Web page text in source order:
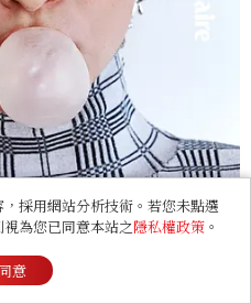
採用網站分析技術。若您未點選
視為您已同意本站之隱私權政策 。
意